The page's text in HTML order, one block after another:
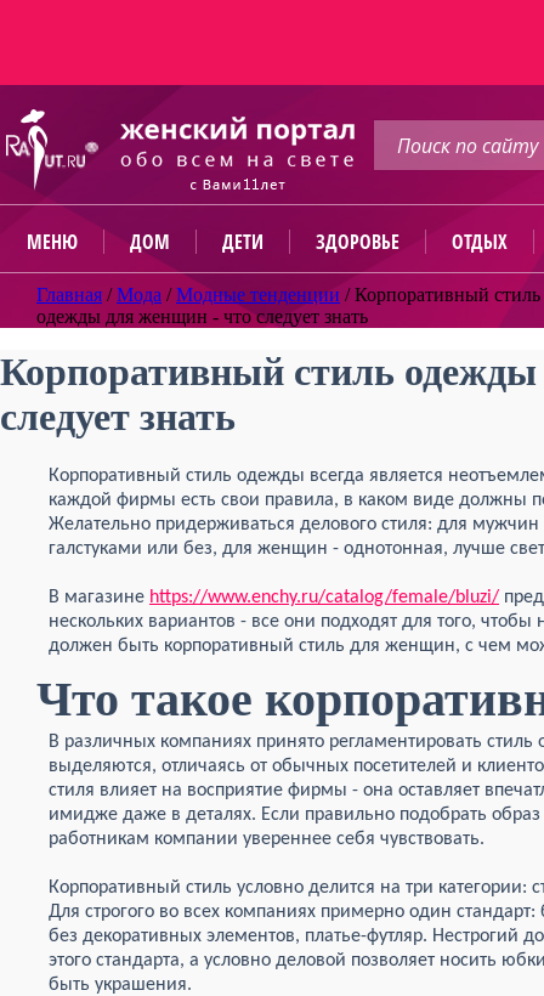
МЕНЮ ДОМ ДЕТИ ЗДОРОВЬЕ ОТДЫХ
Главная /Мода /Модные тенденции /Корпоративный стиль
одежды для женщин - что следует знать
Корпоративный стиль
следует знать
Корпоративный стиль одежды всегда является
каждой фирмы есть свои правила, в каком виде должны
Желательно придерживаться делового стиля: для мужчин
галстуками или без, для женщин - однотонная, лучше
В магазине https://www.enchy.ru/catalog/female/bluzi/
нескольких вариантов - все они подходят для того,
должен быть корпоративный стиль для женщин, с чем
Что такое
В различных компаниях принято регламентировать
выделяются, отличаясь от обычных посетителей и
стиля влияет на восприятие фирмы - она оставляет
имидже даже в деталях. Если правильно подобрать образ
работникам компании увереннее себя чувствовать.
Корпоративный стиль условно делится на три категории:
Для строгого во всех компаниях примерно один
без декоративных элементов, платье-футляр. Нестрогий
этого стандарта, а условно деловой позволяет носить
быть украшения.